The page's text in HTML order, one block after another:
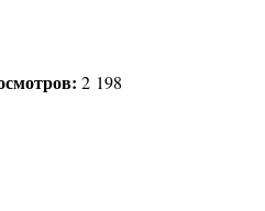
2 198